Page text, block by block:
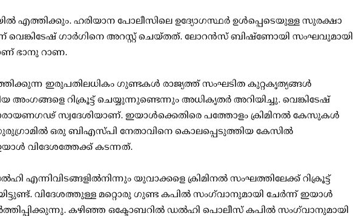
എത്തിക്കും. ഹരിയാന പോലീസിലെ ഉദ്യോഗസ്ഥർ ഉൾപ്പെടെയുള്ള സുരക്ഷാ
ഗാർഗിനെ അറസ്റ്റ് ചെയ്തത്. ലോറൻസ് ബിഷ്‌ണോയി സംഘവുമായി
ഭാനു റാണ.
ഇരുപതിലധികം ഗുണ്ടകൾ രാജ്യത്ത് സംഘടിത കുറ്റകൃത്യങ്ങൾ
റിക്രൂട്ട് ചെയ്യുന്നുണ്ടെന്നും അധികൃതർ അറിയിച്ചു. വെങ്കിടേഷ്
സ്വദേശിയാണ്. ഇയാൾക്കെതിരെ പത്തോളം ക്രിമിനൽ കേസുകൾ
ഒരു ബിഎസ്പി നേതാവിനെ കൊലപ്പെടുത്തിയ കേസിൽ
വിദേശത്തേക്ക് കടന്നത്.
എന്നിവിടങ്ങളിൽനിന്നും യുവാക്കളെ ക്രിമിനൽ സംഘത്തിലേക്ക് റിക്രൂട്ട്
വിദേശത്തുള്ള മറ്റൊരു ഗുണ്ട കപിൽ സംഗ്‌വാനുമായി ചേർന്ന് ഇയാൾ
കഴിഞ്ഞ ഒക്ടോബറിൽ ഡൽഹി പൊലീസ് കപിൽ സംഗ്‌വാനുമായി